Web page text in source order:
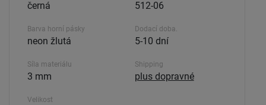
černá
Barva horní pásky
neon žlutá
Síla materiálu
3 mm
Velikost
512-06
Dodací doba.
5-10 dní
Shipping
plus dopravné